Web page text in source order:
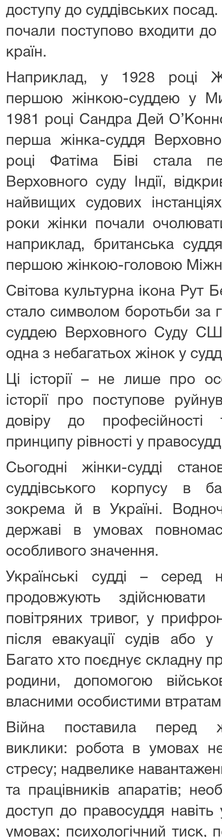
доступу до суддівських
почали поступово входити до
країн.
Наприклад, у 1928 році
першою жінкою-суддею у
1981 році Сандра Дей
перша жінка-суддя
році Фатіма Біві стала
Верховного суду Індії,
найвищих судових
роки жінки почали
наприклад, британська
першою жінкою-головою
Світова культурна ікона Рут
стало символом боротьби за
суддею Верховного Суду
одна з небагатьох жінок у
Ці історії – не лише про
історії про поступове
довіру до
принципу рівності у
Сьогодні жінки-судді
суддівського корпусу в
зокрема й в Україні.
державі в умовах
особливого значення.
Українські судді – серед
продовжують
повітряних тривог, у
після евакуації судів або у
Багато хто поєднує складну
родини, допомогою
власними особистими
Війна поставила перед
виклики: робота в умовах
стресу; надвелике
та працівників апаратів;
доступ до правосуддя
умовах; психологічний тиск,